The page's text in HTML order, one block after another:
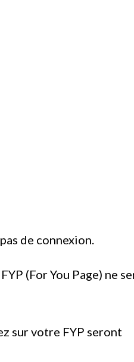
de connexion.
(For You Page) ne
sur votre FYP seront